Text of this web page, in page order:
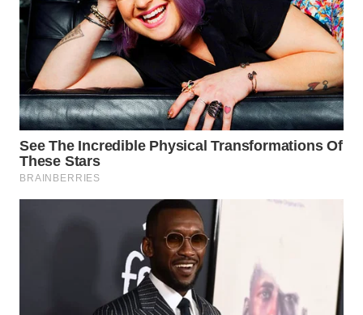
NATUNA
WN
BINTAN
WN
MANDALIKA
WN